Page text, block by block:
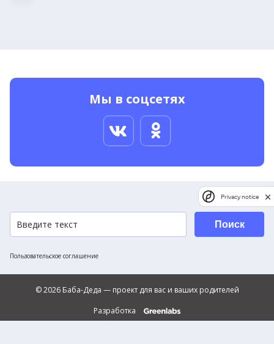
Мы в соцсетях
Пользовательское соглашение
Поиск
© 2026 Баба-Деда — проект для вас и ваших родителей
Разработка
Privacy notice